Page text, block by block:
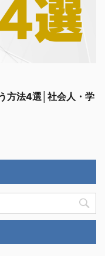
方法4選│社会人・学